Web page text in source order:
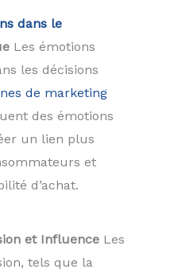
dans le
Les émotions
les décisions
de marketing
des émotions
un lien plus
et
d’achat.
et Influence Les
tels que la